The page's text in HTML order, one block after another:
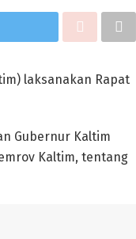
laksanakan Rapat
Gubernur Kaltim
Kaltim, tentang